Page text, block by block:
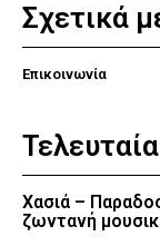
Σχετικά
Επικοινωνία
Χασιά –
ζωντανή